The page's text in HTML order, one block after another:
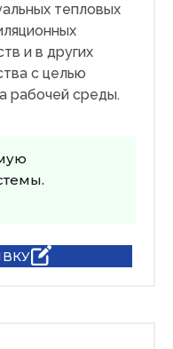
тепловых
и в других
с целью
рабочей среды.